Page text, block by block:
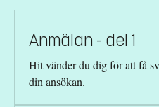
Anmälan - del 1
Hit vänder du dig för att få
din ansökan.